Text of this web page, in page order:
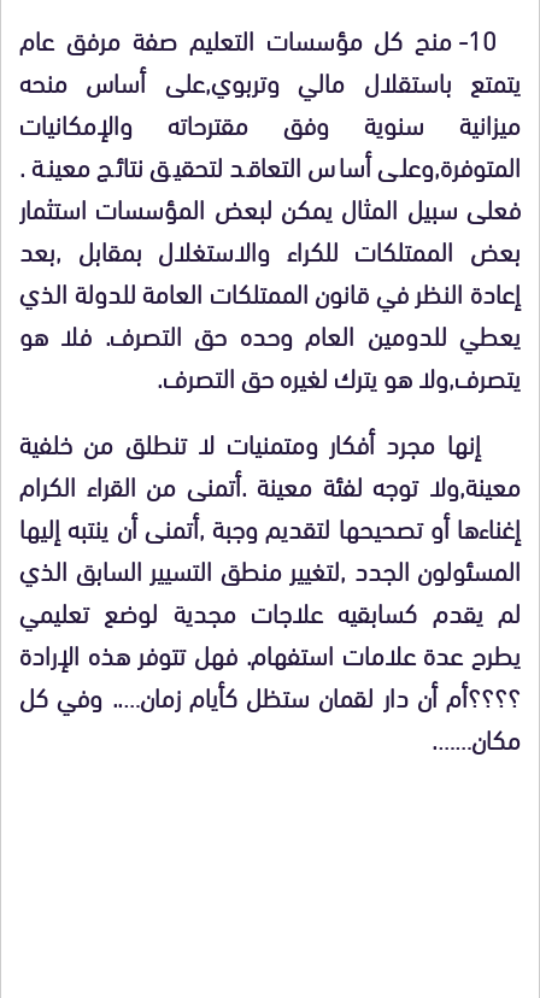
10- منح كل مؤسسات التعليم صفة مرفق عام
يتمتع باستقلال مالي وتربوي,على أساس منحه
ميزانية سنوية وفق مقترحاته والإمكانيات
المتوفرة,وعلى أساس التعاقد لتحقيق نتائج معينة .
فعلى سبيل المثال يمكن لبعض المؤسسات استثمار
بعض الممتلكات للكراء والاستغلال بمقابل ,بعد
إعادة النظر في قانون الممتلكات العامة للدولة الذي
يعطي للدومين العام وحده حق التصرف. فلا هو
يتصرف,ولا هو يترك لغيره حق التصرف.
إنها مجرد أفكار ومتمنيات لا تنطلق من خلفية
معينة,ولا توجه لفئة معينة .أتمنى من القراء الكرام
إغناءها أو تصحيحها لتقديم وجبة ,أتمنى أن ينتبه إليها
المسئولون الجدد ,لتغيير منطق التسيير السابق الذي
لم يقدم كسابقيه علاجات مجدية لوضع تعليمي
يطرح عدة علامات استفهام. فهل تتوفر هذه الإرادة
؟؟؟؟أم أن دار لقمان ستظل كأيام زمان….. وفي كل
مكان…….